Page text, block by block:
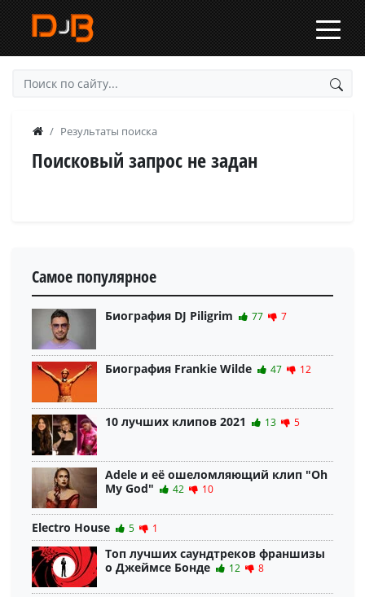
Результаты поиска
Поисковый запрос не задан
Самое популярное
Биография DJ Piligrim 77 7
Биография Frankie Wilde 47 12
10 лучших клипов 2021 13 5
Adele и её ошеломляющий клип "Oh
My God"
42 10
Electro House 5 1
Топ лучших саундтреков франшизы
о Джеймсе Бонде
12 8